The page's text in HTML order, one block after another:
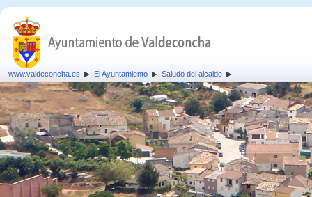
www.valdeconcha.es El Ayuntamiento Saludo del alcalde